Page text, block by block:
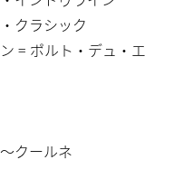
クラシック
= ポルト・デュ・エ
クールネ